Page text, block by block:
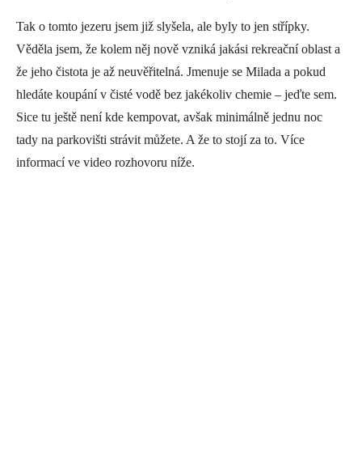
Tak o tomto jezeru jsem již slyšela, ale byly to jen střípky.
Věděla jsem, že kolem něj nově vzniká jakási rekreační oblast a
že jeho čistota je až neuvěřitelná. Jmenuje se Milada a pokud
hledáte koupání v čisté vodě bez jakékoliv chemie – jeďte sem.
Sice tu ještě není kde kempovat, avšak minimálně jednu noc
tady na parkovišti strávit můžete. A že to stojí za to. Více
informací ve video rozhovoru níže.